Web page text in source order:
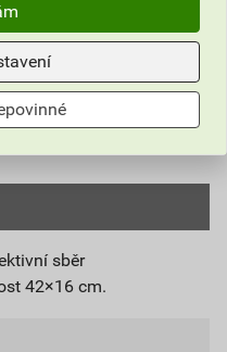
kód: 7T219
sběr
42×16 cm.